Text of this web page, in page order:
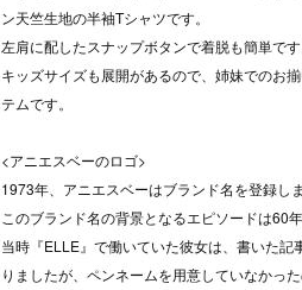
ン天竺生地の半袖Tシャツです。
左肩に配したスナップボタンで着脱も簡単です
キッズサイズも展開があるので、姉妹でのお
テムです。
<アニエスベーのロゴ>
1973年、アニエスベーはブランド名を登録しま
このブランド名の背景となるエピソードは60年
当時『ELLE』で働いていた彼女は、書いた記
りましたが、ペンネームを用意していなかっ